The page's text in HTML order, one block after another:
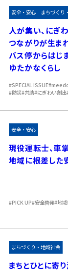
安全・安心 まちづくり
人が集い、にぎ
つながりが生ま
バス停からはじ
ゆたかなくらし
#SPECIAL ISSUE
#防災#共助#にぎわい創出
安全・安心
現役運転士、車
地域に根差した
#PICK UP#安全啓発#地
まちづくり・地域社会
まちとひとに寄